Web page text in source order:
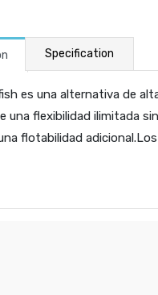
Specification
es una alternativa de
una flexibilidad ilimitada
flotabilidad